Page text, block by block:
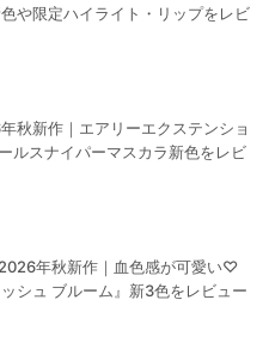
や限定ハイライト・リップをレビ
秋新作｜エアリーエクステンショ
ルスナイパーマスカラ新色をレビ
年秋新作｜血色感が可愛い♡
ッシュ ブルーム』新3色をレビュー